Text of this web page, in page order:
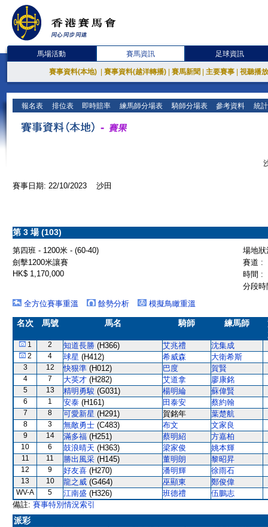
馬場活動 賽馬資訊 足球資訊
賽事資料(本地) 賽事資料(越洋轉播) 賽馬新聞 主要賽事 視聽播
報名表 排位表 即時賠率 練馬師分場表 騎師分場表 參考資料 統
賽事日期: 22/10/2023 沙田
第 3 場 (103)
第四班 - 1200米 - (60-40)
場地
劍擊1200米讓賽
賽道 :
HK$ 1,170,000
時間 :
分段
全方位賽事重溫
餘勢分析 模擬鳥瞰重溫
名次 馬號 馬名 騎師 練馬師
1 2 知道長勝 (H366) 艾兆禮 沈集成
2 4 球星 (H412) 希威森 大衛希斯
3 12 快狠準 (H012) 巴度 賀賢
4 7 大英才 (H282) 艾道拿 廖康銘
5 13 精明勇駿 (G031) 楊明綸 蘇偉賢
6 1 安泰 (H161) 田泰安 蔡約翰
7 8 可愛新星 (H291) 賀銘年 葉楚航
8 3 無敵勇士 (C483) 布文 文家良
9 14 滿多福 (H251) 蔡明紹 方嘉柏
10 6 鼓浪晴天 (H363) 梁家俊 姚本輝
11 11 勝出風采 (H145) 董明朗 黎昭昇
12 9 好友喜 (H270) 潘明輝 徐雨石
13 10 龍之威 (G464) 巫顯東 鄭俊偉
WV-A 5 江南盛 (H326) 班德禮
伍鵬志
備註: 賽事特別情況索引
派彩